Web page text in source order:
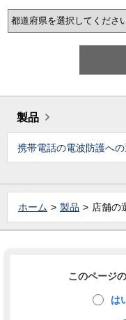
製品
携帯電話の電波防護へ
ホーム 製品 店舗の
このページ
は